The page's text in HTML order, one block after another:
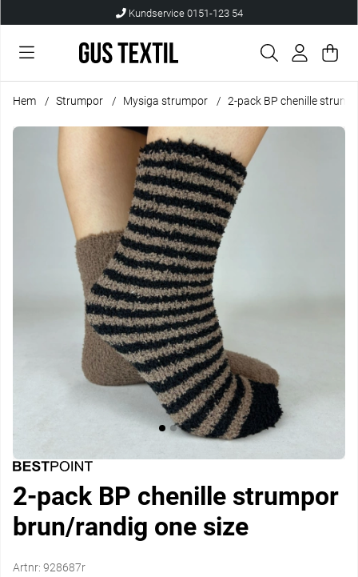
Kundservice 0151-123 54
.
Hem Strumpor Mysiga strumpor 2-pack BP chenille
Produktbilder 2-pack BP chenille strumpor
2-pack BP chenille strumpor
brun/randig one size
Artnr: 928687r